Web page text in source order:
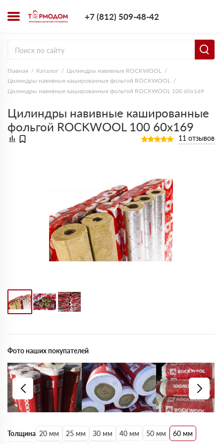
+7 (812) 509-48-42
Главная Каталог
Цилиндры навивные ROCKWOOL
Цилиндры навивные кашированные фольгой ROCKWOOL
Цилиндры навивные кашированные фольгой ROCKWOOL 100 60х169
Цилиндры навивные кашированные
фольгой ROCKWOOL 100 60х169
11 отзывов
Толщина 20 мм 25 мм 30 мм 40 мм 50 мм
60 мм
Фото наших покупателей